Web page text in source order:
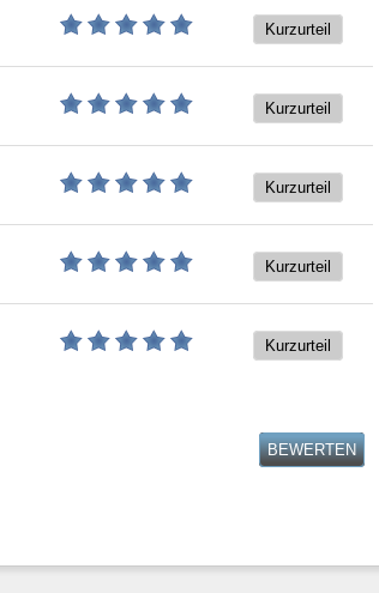
Kurzurteil
Kurzurteil
Kurzurteil
Kurzurteil
Kurzurteil
BEWERTEN